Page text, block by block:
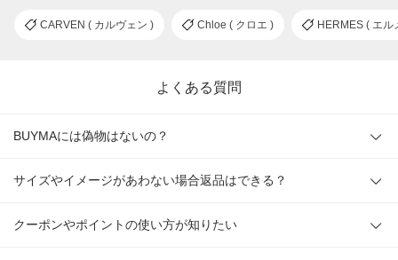
CARVEN ( カルヴェン ) Chloe ( クロエ ) HERMES ( エル
よくある質問
BUYMAには偽物はないの？
サイズやイメージがあわない場合返品はできる？
クーポンやポイントの使い方が知りたい